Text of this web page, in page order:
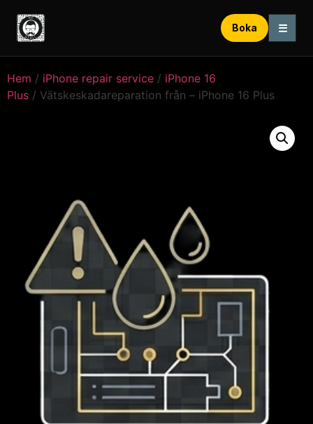
Boka ☰
Hem / iPhone repair service / iPhone 16
Plus / Vätskeskadareparation från – iPhone 16 Plus